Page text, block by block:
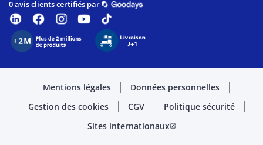
0 avis clients certifiés par
Mentions légales
Données personnelles
Gestion des cookies
CGV
Politique sécurité
Sites internationauxopen_in_new